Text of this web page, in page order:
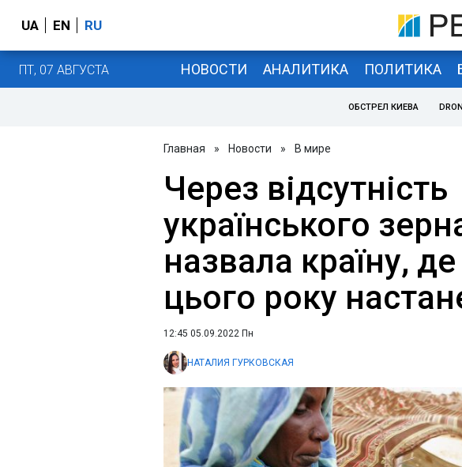
UA EN RU
ПТ, 07 АВГУСТА НОВОСТИ АНАЛИТИКА ПОЛИТИКА
ОБСТРЕЛ КИЕВА
Главная » Новости » В мире
Через відсутність
українського
назвала країну,
цього року
12:45 05.09.2022 Пн
НАТАЛИЯ ГУРКОВСКАЯ